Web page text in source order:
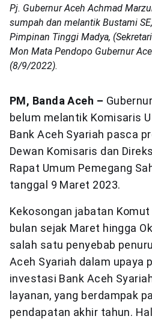
Pj. Gubernur Aceh Achmad
sumpah dan melantik Bustami
Pimpinan Tinggi Madya,
Mon Mata Pendopo Gubernur
(8/9/2022).
PM, Banda Aceh –
belum melantik Komisaris
Bank Aceh Syariah pasca
Dewan Komisaris dan
Rapat Umum Pemegang
tanggal 9 Maret 2023.
Kekosongan jabatan
bulan sejak Maret hingga
salah satu penyebab
Aceh Syariah dalam upaya
investasi Bank Aceh
layanan, yang berdampak
pendapatan akhir tahun.